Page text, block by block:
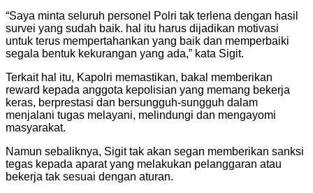
“Saya minta seluruh personel Polri tak terlena dengan hasil
survei yang sudah baik. hal itu harus dijadikan motivasi
untuk terus mempertahankan yang baik dan memperbaiki
segala bentuk kekurangan yang ada,” kata Sigit.
Terkait hal itu, Kapolri memastikan, bakal memberikan
reward kepada anggota kepolisian yang memang bekerja
keras, berprestasi dan bersungguh-sungguh dalam
menjalani tugas melayani, melindungi dan mengayomi
masyarakat.
Namun sebaliknya, Sigit tak akan segan memberikan sanksi
tegas kepada aparat yang melakukan pelanggaran atau
bekerja tak sesuai dengan aturan.